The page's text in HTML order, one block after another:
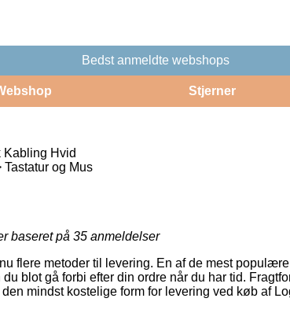
Bedst anmeldte webshops
Stjerner
Kabling Hvid
Tastatur og Mus
baseret på 35 anmeldelser
flere metoder til levering. En af de mest
blot gå forbi efter din ordre når du har tid.
mindst kostelige form for levering ved køb af